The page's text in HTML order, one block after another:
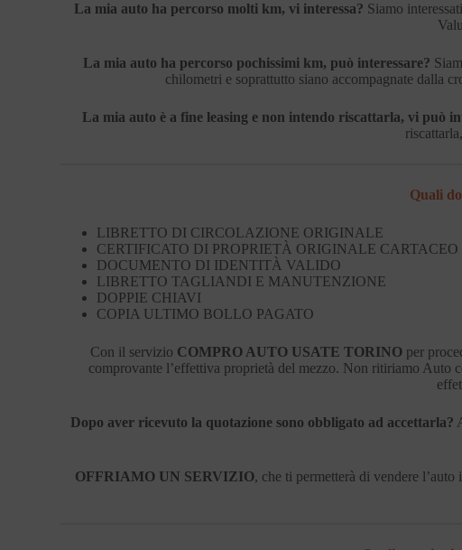
La mia auto ha percorso molti km, vi interessa? Siamo
La mia auto ha percorso pochissimi km, può interessare?
chilometri e soprattutto siano accompagnate dalla
La mia auto è a fine leasing e non intendo riscattarla, vi può
Quali
LIBRETTO DI CIRCOLAZIONE ORIGINALE
CERTIFICATO DI PROPRIETÀ ORIGINALE
DOCUMENTO DI IDENTITÀ VALIDO
LIBRETTO TAGLIANDI E MANUTENZIONE
DOPPIE CHIAVI
COPIA ULTIMO BOLLO PAGATO
Con il servizio COMPRO AUTO USATE TORINOper
comprovante l’effettiva proprietà del mezzo. Non ritiriamo
Dopo aver ricevuto la quotazione sono obbligato ad accettarla?
OFFRIAMO UN SERVIZIO, che ti permetterà di vendere